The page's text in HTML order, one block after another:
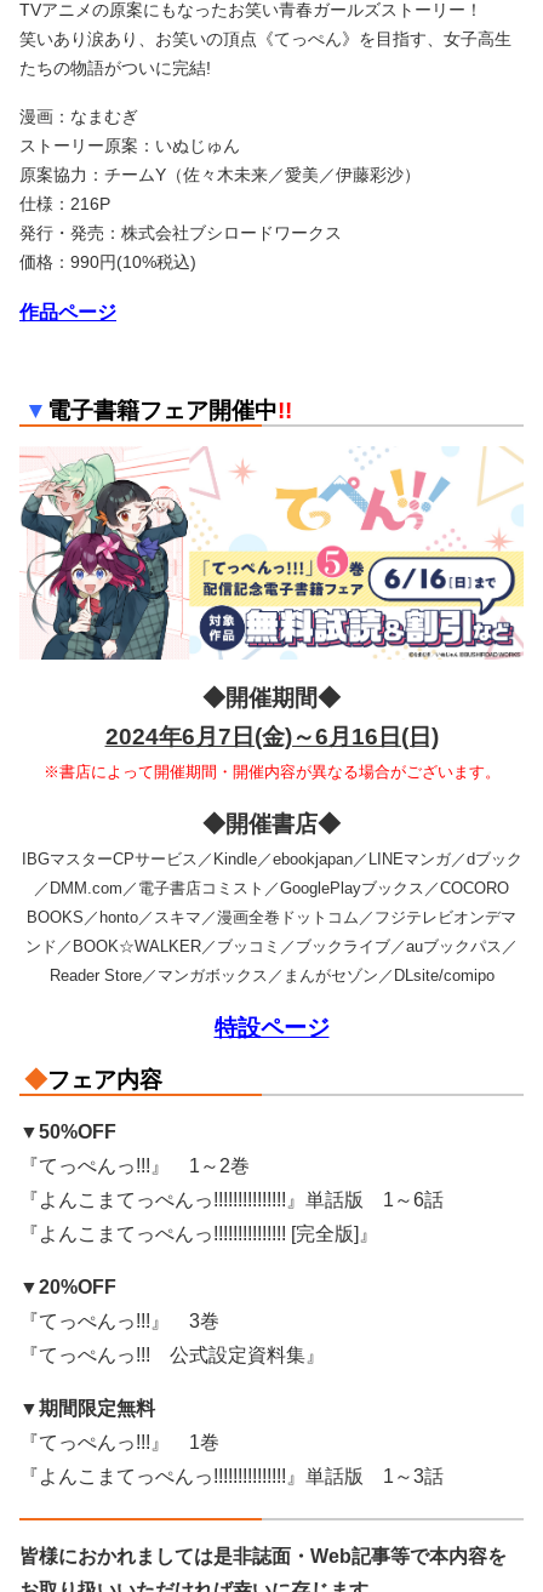
TVアニメの原案にもなったお笑い青春ガールズストーリー！
笑いあり涙あり、お笑いの頂点《てっぺん》を目指す、女子高生
たちの物語がついに完結!
漫画：なまむぎ
ストーリー原案：いぬじゅん
原案協力：チームY（佐々木未来／愛美／伊藤彩沙）
仕様：216P
発行・発売：株式会社ブシロードワークス
価格：990円(10%税込)
作品ページ
▼ 電子書籍フェア開催中!!
◆開催期間◆
2024年6月7日(金)～6月16日(日)
※書店によって開催期間・開催内容が異なる場合がございます。
◆開催書店◆
IBGマスターCPサービス／Kindle／ebookjapan／LINEマンガ／dブック
／DMM.com／電子書店コミスト／GooglePlayブックス／COCORO
BOOKS／honto／スキマ／漫画全巻ドットコム／フジテレビオンデマ
ンド／BOOK☆WALKER／ブッコミ／ブックライブ／auブックパス／
Reader Store／マンガボックス／まんがセゾン／DLsite/comipo
特設ページ
◆フェア内容
▼50%OFF
『てっぺんっ!!!』 1～2巻
『よんこまてっぺんっ!!!!!!!!!!!!!!!』単話版 1～6話
『よんこまてっぺんっ!!!!!!!!!!!!!!! [完全版]』
▼20%OFF
『てっぺんっ!!!』 3巻
『てっぺんっ!!! 公式設定資料集』
▼期間限定無料
『てっぺんっ!!!』 1巻
『よんこまてっぺんっ!!!!!!!!!!!!!!!』単話版 1～3話
皆様におかれましては是非誌面・Web記事等で本内容を